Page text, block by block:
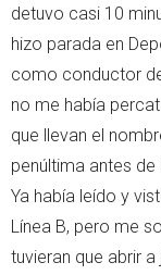
detuvo casi 10
hizo parada en
como conductor
no me había
que llevan el
penúltima antes
Ya había leído y
Línea B, pero me
tuvieran que abrir